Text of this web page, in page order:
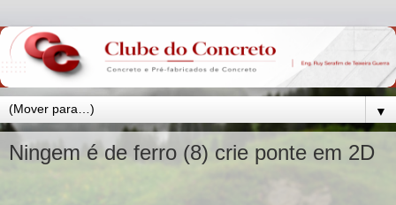
▼
Ningem é de ferro (8) crie ponte em 2D